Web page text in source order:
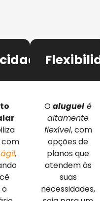
com
,
Oaluguel é
altamente
flexível, com
opções de
planos que
atendem às
suas
necessidades,